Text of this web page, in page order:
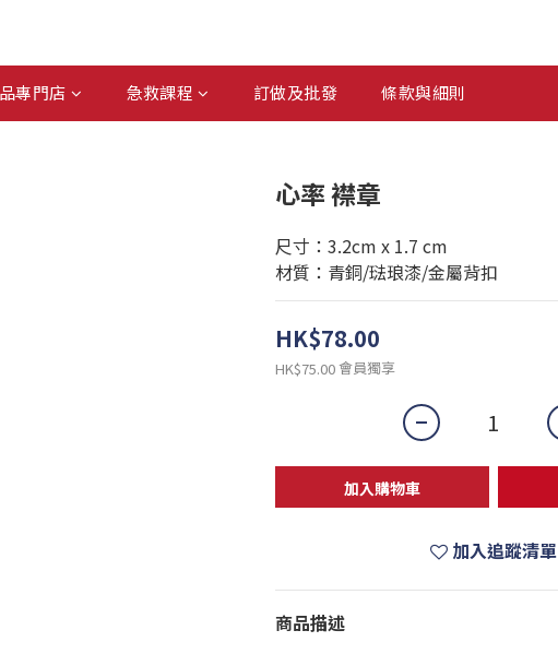
專門店 急救課程 訂做及批發 條款與細則
心率 襟章
尺寸：3.2cm x 1.7 cm
材質：青銅/琺琅漆/金屬背扣
HK$78.00
HK$75.00會員獨享
加入購物車
加入追蹤清單
商品描述